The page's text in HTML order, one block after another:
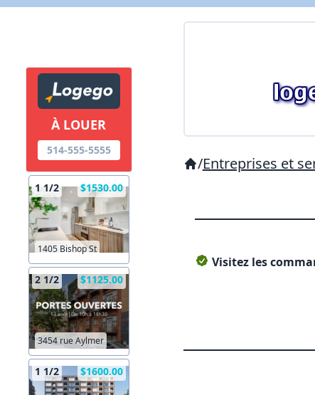
À LOUER
514-555-5555
1 1/2 $1530.00
1405 Bishop St
2 1/2 $1125.00
3454 rue Aylmer
1 1/2 $1600.00
/Entreprises et
Visitez les